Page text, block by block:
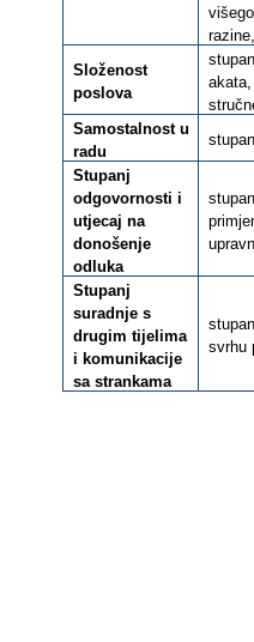
Složenost
poslova
Samostalnost u
radu
Stupanj
odgovornosti i
utjecaj na
donošenje
odluka
Stupanj
suradnje s
drugim tijelima
i komunikacije
sa strankama
svrhu